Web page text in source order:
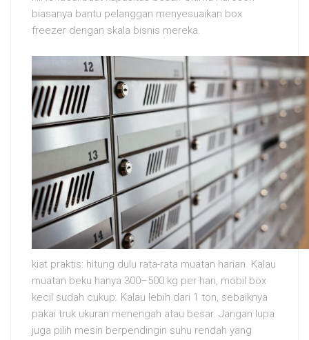
biasanya bantu pelanggan menyesuaikan box
freezer dengan skala bisnis mereka.
kiat praktis: hitung dulu rata-rata muatan harian. Kalau
muatan beku hanya 300–500 kg per hari, mobil box
kecil sudah cukup. Kalau lebih dari 1 ton, sebaiknya
pakai truk ukuran menengah atau besar. Jangan lupa
juga pilih mesin berpendingin suhu rendah yang